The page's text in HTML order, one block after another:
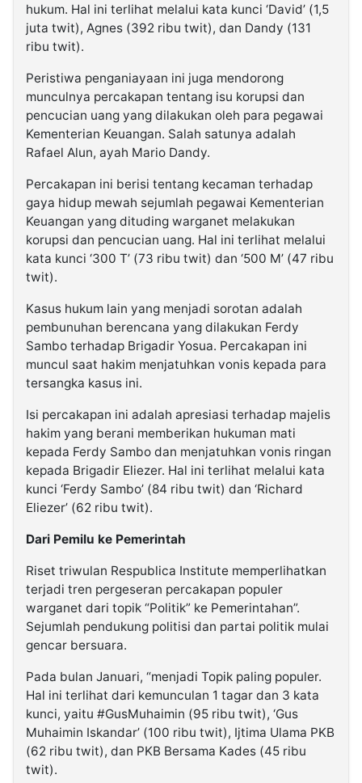
hukum. Hal ini terlihat melalui kata kunci ‘David’ (1,5
juta twit), Agnes (392 ribu twit), dan Dandy (131
ribu twit).
Peristiwa penganiayaan ini juga mendorong
munculnya percakapan tentang isu korupsi dan
pencucian uang yang dilakukan oleh para pegawai
Kementerian Keuangan. Salah satunya adalah
Rafael Alun, ayah Mario Dandy.
Percakapan ini berisi tentang kecaman terhadap
gaya hidup mewah sejumlah pegawai Kementerian
Keuangan yang dituding warganet melakukan
korupsi dan pencucian uang. Hal ini terlihat melalui
kata kunci ‘300 T’ (73 ribu twit) dan ‘500 M’ (47 ribu
twit).
Kasus hukum lain yang menjadi sorotan adalah
pembunuhan berencana yang dilakukan Ferdy
Sambo terhadap Brigadir Yosua. Percakapan ini
muncul saat hakim menjatuhkan vonis kepada para
tersangka kasus ini.
Isi percakapan ini adalah apresiasi terhadap majelis
hakim yang berani memberikan hukuman mati
kepada Ferdy Sambo dan menjatuhkan vonis ringan
kepada Brigadir Eliezer. Hal ini terlihat melalui kata
kunci ‘Ferdy Sambo’ (84 ribu twit) dan ‘Richard
Eliezer’ (62 ribu twit).
Dari Pemilu ke Pemerintah
Riset triwulan Respublica Institute memperlihatkan
terjadi tren pergeseran percakapan populer
warganet dari topik “Politik” ke Pemerintahan”.
Sejumlah pendukung politisi dan partai politik mulai
gencar bersuara.
Pada bulan Januari, “menjadi Topik paling populer.
Hal ini terlihat dari kemunculan 1 tagar dan 3 kata
kunci, yaitu #GusMuhaimin (95 ribu twit), ‘Gus
Muhaimin Iskandar’ (100 ribu twit), Ijtima Ulama PKB
(62 ribu twit), dan PKB Bersama Kades (45 ribu
twit).